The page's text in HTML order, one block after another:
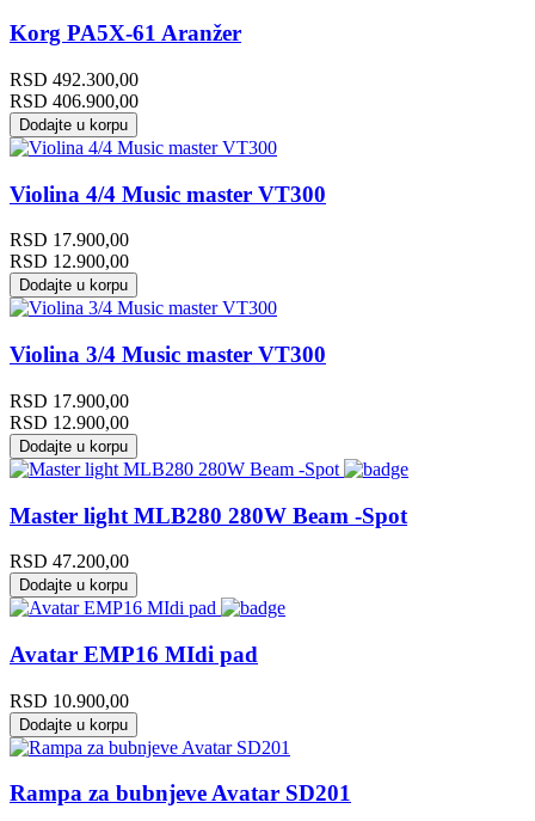
Korg PA5X-61 Aranžer
RSD 492.300,00
RSD 406.900,00
Dodajte u korpu
Violina 4/4 Music master VT300
RSD 17.900,00
RSD 12.900,00
Dodajte u korpu
Violina 3/4 Music master VT300
RSD 17.900,00
RSD 12.900,00
Dodajte u korpu
Master light MLB280 280W Beam -Spot
RSD 47.200,00
Dodajte u korpu
Avatar EMP16 MIdi pad
RSD 10.900,00
Dodajte u korpu
Rampa za bubnjeve Avatar SD201